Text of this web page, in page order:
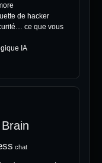
de hacker
ce que vous
IA
Brain
chat